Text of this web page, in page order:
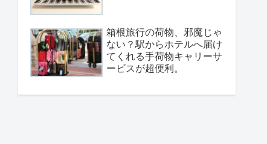
箱根旅行の荷物、邪魔じゃ
ない？駅からホテルへ届け
てくれる手荷物キャリーサ
ービスが超便利。